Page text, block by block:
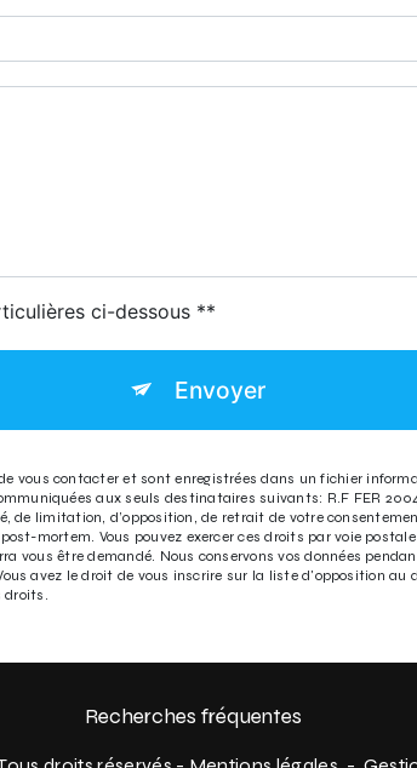
ci-dessous **
Envoyer
vous contacter et sont enregistrées dans un fichier
aux seuls destinataires suivants: R.F FER
de limitation, d’opposition, de retrait de votre
mortem. Vous pouvez exercer ces droits par voie
être demandé. Nous conservons vos données
avez le droit de vous inscrire sur la liste d'opposition au
droits.
Recherches fréquentes